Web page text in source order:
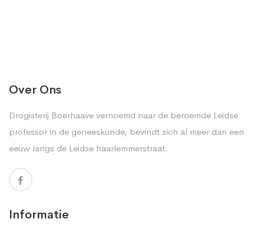
Over Ons
Drogisterij Boerhaave vernoemd naar de beroemde Leidse
professor in de geneeskunde, bevindt zich al meer dan een
eeuw langs de Leidse haarlemmerstraat.
Informatie